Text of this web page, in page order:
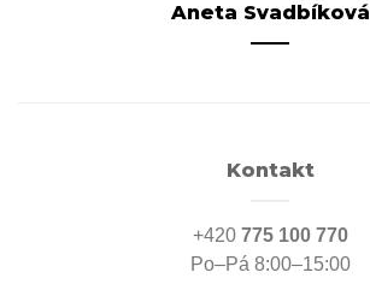
Aneta Svadbíková
Kontakt
+420 775 100 770
Po–Pá 8:00–15:00